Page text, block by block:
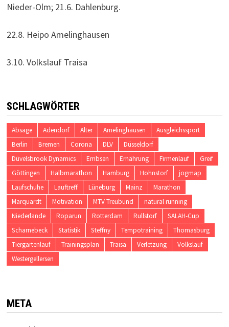
Nieder-Olm; 21.6. Dahlenburg.
22.8. Heipo Amelinghausen
3.10. Volkslauf Traisa
SCHLAGWÖRTER
Absage Adendorf Alter Amelinghausen
Ausgleichssport
Berlin
Bremen Corona DLV
Düsseldorf
Düvelsbrook Dynamics
Embsen Ernährung Firmenlauf
Greif
Göttingen
Halbmarathon Hamburg Hohnstorf
jogmap
Laufschuhe
Lauftreff Lüneburg Mainz
Marathon
Marquardt
Motivation MTV Treubund
natural running
Niederlande
Roparun Rotterdam Rullstorf
SALAH-Cup
Scharnebeck
Statistik Steffny Tempotraining
Thomasburg
Tiergartenlauf
Trainingsplan Traisa Verletzung
Volkslauf
Westergellersen
META